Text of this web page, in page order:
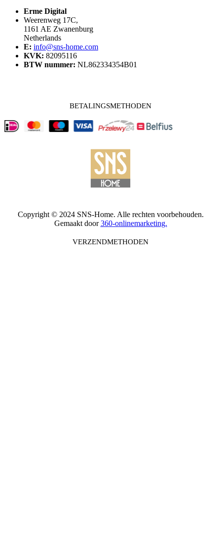
Erme Digital
Weerenweg 17C,
1161 AE Zwanenburg
Netherlands
E: info@sns-home.com
KVK: 82095116
BTW nummer: NL862334354B01
BETALINGSMETHODEN
Copyright © 2024 SNS-Home. Alle rechten voorbehouden.
Gemaakt door360-onlinemarketing.
VERZENDMETHODEN